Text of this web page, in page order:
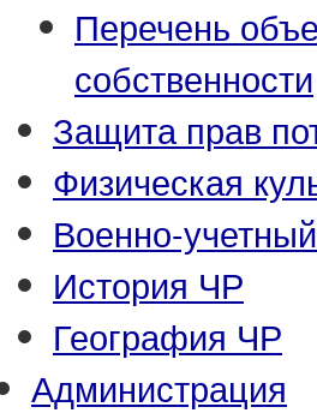
Перечень
собственности
Защита прав
Физическая
Военно-
История ЧР
География ЧР
Администрация